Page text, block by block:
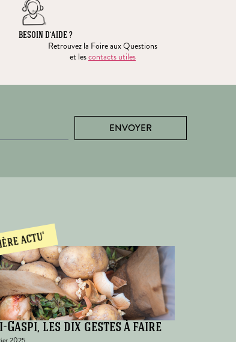
BESOIN D’AIDE ?
Retrouvez la Foire aux Questions
et lescontacts utiles
ENVOYER
Gaspi, les dix gestes à faire
actu'